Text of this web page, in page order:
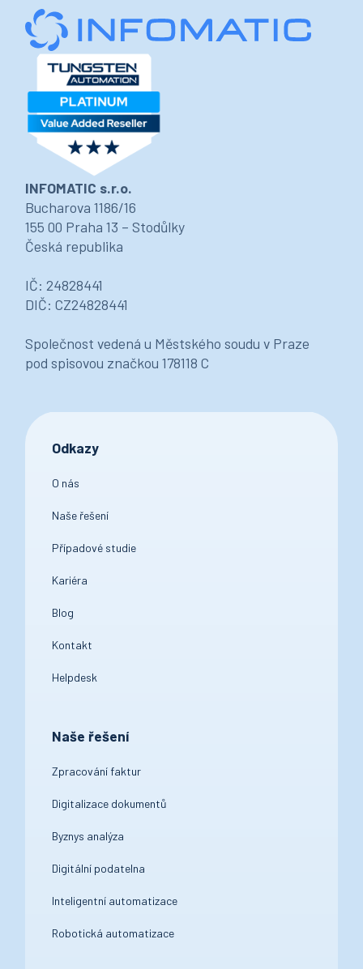
INFOMATIC s.r.o.
Bucharova 1186/16
155 00 Praha 13 – Stodůlky
Česká republika
IČ: 24828441
DIČ: CZ24828441
Společnost vedená u Městského soudu v Praze
pod spisovou značkou 178118 C
Odkazy
O nás
Naše řešení
Případové studie
Kariéra
Blog
Kontakt
Helpdesk
Naše řešení
Zpracování faktur
Digitalizace dokumentů
Byznys analýza
Digitální podatelna
Inteligentní automatizace
Robotická automatizace